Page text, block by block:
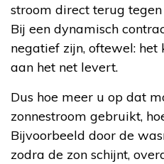
stroom direct terug
Bij een dynamisch
negatief zijn, oftewel:
aan het net levert.
Dus hoe meer u op dat
zonnestroom gebruikt,
Bijvoorbeeld door de
zodra de zon schijnt,